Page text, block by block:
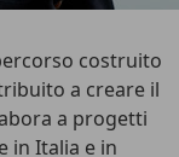
costruito
a creare il
a progetti
in Italia e in